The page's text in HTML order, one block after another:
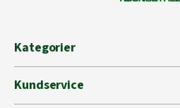
Kategorier
Kundservice